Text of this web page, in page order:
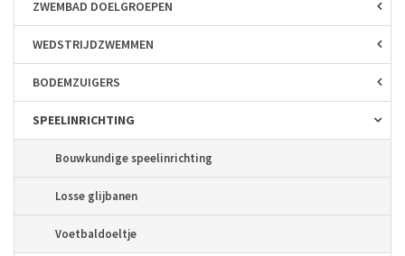
ZWEMBAD DOELGROEPEN
WEDSTRIJD­ZWEMMEN
BODEM­ZUIGERS
SPEEL­INRICHTING
Bouwkundige speelinrichting
Losse glijbanen
Voetbaldoeltje